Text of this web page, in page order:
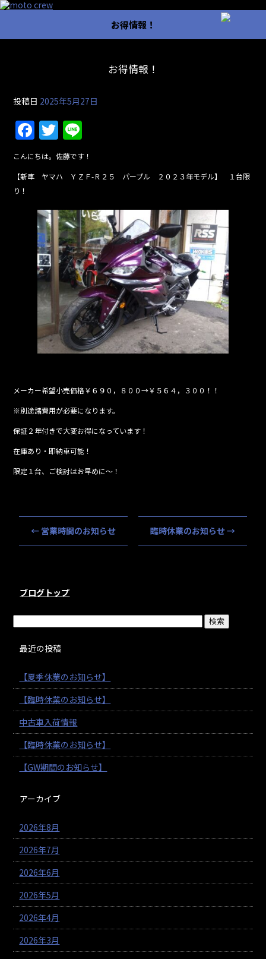
お得情報！
お得情報！
投稿日 2025年5月27日
F
a
c
e
b
o
o
k
T
w
itt
er
n
e
こんにちは。佐藤です！
【新車 ヤマハ ＹＺＦ-Ｒ２５ パープル ２０２３年モデル】 １台限
り！
メーカー希望小売価格￥６９０，８００→￥５６４，３００！！
※別途諸費用が必要になります。
保証２年付きで大変お得になっています！
在庫あり・即納車可能！
限定１台、ご検討はお早めに～！
← 営業時間のお知らせ 臨時休業のお知らせ→
ブログトップ
最近の投稿
【夏季休業のお知らせ】
【臨時休業のお知らせ】
中古車入荷情報
【臨時休業のお知らせ】
【GW期間のお知らせ】
アーカイブ
2026年8月
2026年7月
2026年6月
2026年5月
2026年4月
2026年3月